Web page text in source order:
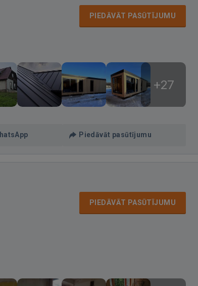
PIEDĀVĀT PASŪTĪJUMU
+27
Piedāvāt pasūtījumu
PIEDĀVĀT PASŪTĪJUMU